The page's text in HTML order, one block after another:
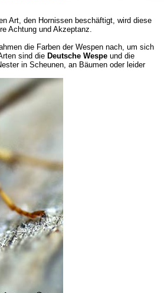
Art, den Hornissen beschäftigt, wird diese
Achtung und Akzeptanz.
die Farben der Wespen nach, um sich
sind die Deutsche Wespe und die
in Scheunen, an Bäumen oder leider